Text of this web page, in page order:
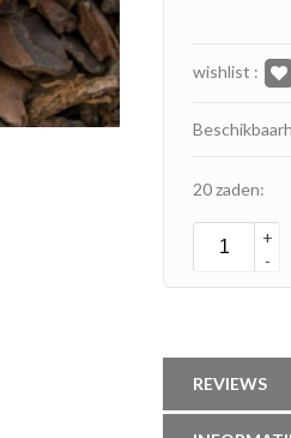
wishlist :
20 zaden:
+
-
REVIEWS